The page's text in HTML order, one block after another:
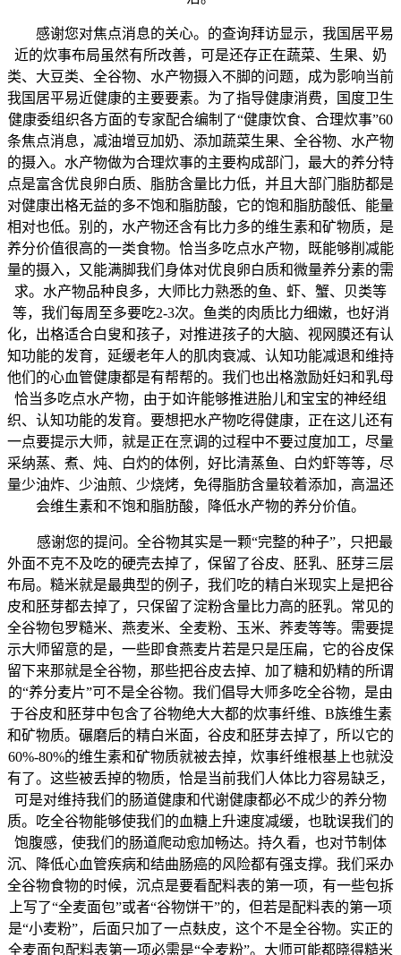
感谢您对焦点消息的关心。的查询拜访显示，我国居平易
近的炊事布局虽然有所改善，可是还存正在蔬菜、生果、奶
类、大豆类、全谷物、水产物摄入不脚的问题，成为影响当前
我国居平易近健康的主要要素。为了指导健康消费，国度卫生
健康委组织各方面的专家配合编制了“健康饮食、合理炊事”60
条焦点消息，减油增豆加奶、添加蔬菜生果、全谷物、水产物
的摄入。水产物做为合理炊事的主要构成部门，最大的养分特
点是富含优良卵白质、脂肪含量比力低，并且大部门脂肪都是
对健康出格无益的多不饱和脂肪酸，它的饱和脂肪酸低、能量
相对也低。别的，水产物还含有比力多的维生素和矿物质，是
养分价值很高的一类食物。恰当多吃点水产物，既能够削减能
量的摄入，又能满脚我们身体对优良卵白质和微量养分素的需
求。水产物品种良多，大师比力熟悉的鱼、虾、蟹、贝类等
等，我们每周至多要吃2-3次。鱼类的肉质比力细嫩，也好消
化，出格适合白叟和孩子，对推进孩子的大脑、视网膜还有认
知功能的发育，延缓老年人的肌肉衰减、认知功能减退和维持
他们的心血管健康都是有帮帮的。我们也出格激励妊妇和乳母
恰当多吃点水产物，由于如许能够推进胎儿和宝宝的神经组
织、认知功能的发育。要想把水产物吃得健康，正在这儿还有
一点要提示大师，就是正在烹调的过程中不要过度加工，尽量
采纳蒸、煮、炖、白灼的体例，好比清蒸鱼、白灼虾等等，尽
量少油炸、少油煎、少烧烤，免得脂肪含量较着添加，高温还
会维生素和不饱和脂肪酸，降低水产物的养分价值。
感谢您的提问。全谷物其实是一颗“完整的种子”，只把最
外面不克不及吃的硬壳去掉了，保留了谷皮、胚乳、胚芽三层
布局。糙米就是最典型的例子，我们吃的精白米现实上是把谷
皮和胚芽都去掉了，只保留了淀粉含量比力高的胚乳。常见的
全谷物包罗糙米、燕麦米、全麦粉、玉米、荞麦等等。需要提
示大师留意的是，一些即食燕麦片若是只是压扁，它的谷皮保
留下来那就是全谷物，那些把谷皮去掉、加了糖和奶精的所谓
的“养分麦片”可不是全谷物。我们倡导大师多吃全谷物，是由
于谷皮和胚芽中包含了谷物绝大大都的炊事纤维、B族维生素
和矿物质。碾磨后的精白米面，谷皮和胚芽去掉了，所以它的
60%-80%的维生素和矿物质就被去掉，炊事纤维根基上也就没
有了。这些被丢掉的物质，恰是当前我们人体比力容易缺乏，
可是对维持我们的肠道健康和代谢健康都必不成少的养分物
质。吃全谷物能够使我们的血糖上升速度减缓，也耽误我们的
饱腹感，使我们的肠道爬动愈加畅达。持久看，也对节制体
沉、降低心血管疾病和结曲肠癌的风险都有强支撑。我们采办
全谷物食物的时候，沉点是要看配料表的第一项，有一些包拆
上写了“全麦面包”或者“谷物饼干”的，但若是配料表的第一项
是“小麦粉”，后面只加了一点麸皮，这个不是全谷物。实正的
全麦面包配料表第一项必需是“全麦粉”。大师可能都晓得糙米